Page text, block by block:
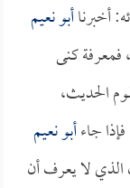
أخبرناأبو نعيم
كنى
الحديث،
جاءأبو نعيم
لا يعرف أن